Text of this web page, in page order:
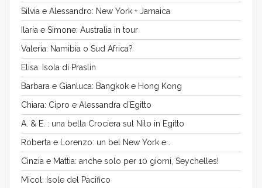
Silvia e Alessandro: New York + Jamaica
Ilaria e Simone: Australia in tour
Valeria: Namibia o Sud Africa?
Elisa: Isola di Praslin
Barbara e Gianluca: Bangkok e Hong Kong
Chiara: Cipro e Alessandra d´Egitto
A. & E. : una bella Crociera sul Nilo in Egitto
Roberta e Lorenzo: un bel New York e…
Cinzia e Mattia: anche solo per 10 giorni, Seychelles!
Micol: Isole del Pacifico